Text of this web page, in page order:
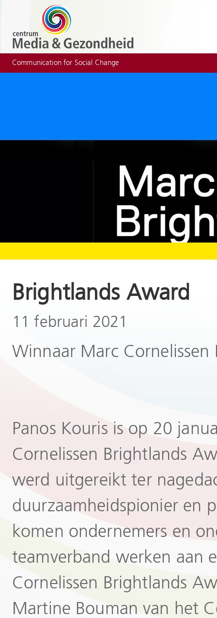
Communication for Social Change
Brightlands Award
11 februari 2021
Winnaar Marc
Panos Kouris is op 20
Cornelissen Brightlands
werd uitgereikt ter
duurzaamheidspionier en
komen ondernemers en
teamverband werken aan
Cornelissen Brightlands
Martine Bouman van het